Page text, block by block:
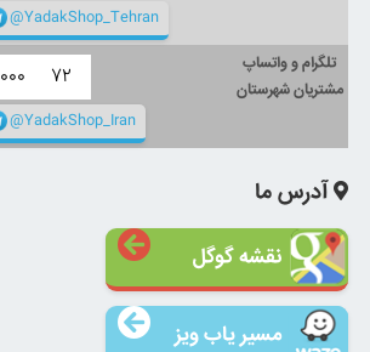
@YadakShop_Tehran
تلگرام و واتساپ
مشتریان شهرستان
۰۰۰ ۷۲
@YadakShop_Iran
آدرس ما
نقشه گوگل
مسیر یاب ویز